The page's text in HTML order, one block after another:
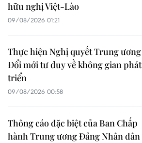
hữu nghị Việt-Lào
09/08/2026 01:21
Thực hiện Nghị quyết Trung ương
Đổi mới tư duy về không gian phát
triển
09/08/2026 00:58
Thông cáo đặc biệt của Ban Chấp
hành Trung ương Đảng Nhân dân